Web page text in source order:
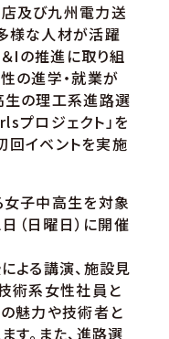
及び九州電力送
様な人材が活躍
Iの推進に取り組
の進学・就業が
生の理工系進路選
プロジェクト」を
回イベントを実施
子中高生を対象
（日曜日）に開催
よる講演、施設見
術系女性社員と
魅力や技術者と
す。また、進路選